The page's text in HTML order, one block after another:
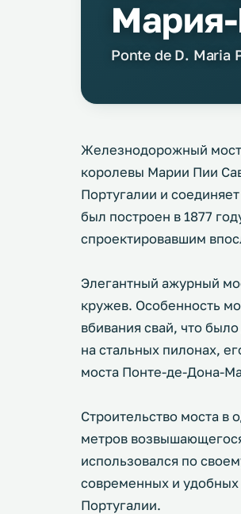
Ponte de D. Maria
Железнодорожный мост
королевы Марии Пии
Португалии и
был построен в 1877
спроектировавшим
Элегантный ажурный
кружев. Особенность
вбивания свай, что
на стальных пилонах,
моста Понте-де-Дона-
Строительство моста в
метров
использовался по
современных и
Португалии.